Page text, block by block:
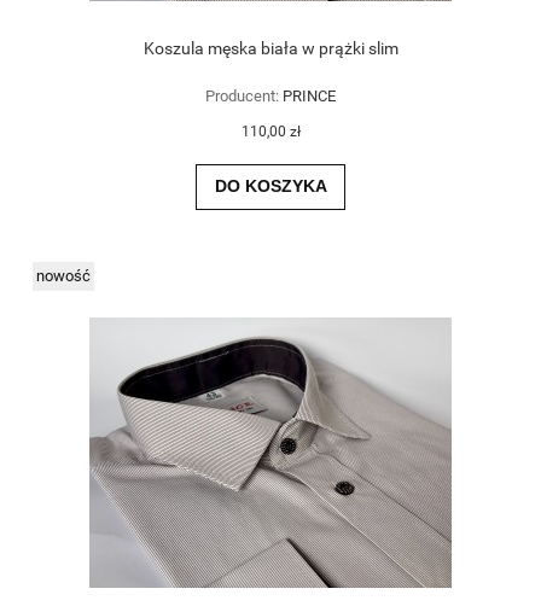
Koszula męska biała w prążki slim
Producent: PRINCE
110,00 zł
DO KOSZYKA
nowość